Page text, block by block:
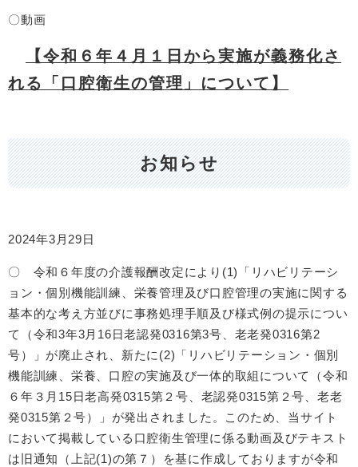
〇動画
【令和６年４月１日から実施が義務化さ
れる「口腔衛生の管理」について】
お知らせ
2024年3月29日
〇 令和６年度の介護報酬改定により(1)「リハビリテーシ
ョン・個別機能訓練、栄養管理及び口腔管理の実施に関する
基本的な考え方並びに事務処理手順及び様式例の提示につい
て（令和3年3月16日老認発0316第3号、老老発0316第2
号）」が廃止され、新たに(2)「リハビリテーション・個別
機能訓練、栄養、口腔の実施及び一体的取組について（令和
６年３月15日老高発0315第２号、老認発0315第２号、老老
発0315第２号）」が発出されました。このため、当サイト
において掲載している口腔衛生管理に係る動画及びテキスト
は旧通知（上記(1)の第７）を基に作成しておりますが令和